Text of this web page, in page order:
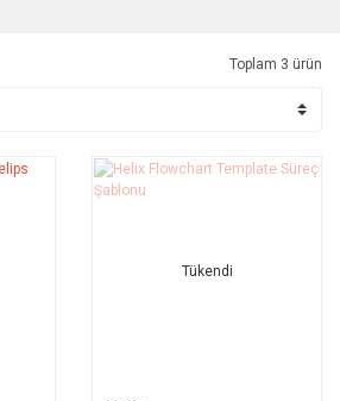
Toplam 3 ürün
Tükendi